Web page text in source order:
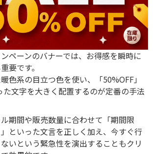
ペーンのバナーでは、お得感を瞬時に
要です。
色系の目立つ色を使い、「50%OFF」
た文字を大きく配置するのが定番の手法
期間や販売数量に合わせて「期間限
といった文言を正しく加え、今すぐ行
いという緊急性を演出することもクリ